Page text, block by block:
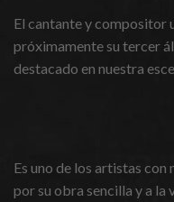
El cantante y compositor
próximamente su tercer
destacado en nuestra
Es uno de los artistas
por su obra sencilla y a la